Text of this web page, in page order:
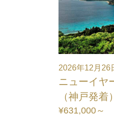
2026年8月8
日本の夏
～ Aコー
¥418,800～